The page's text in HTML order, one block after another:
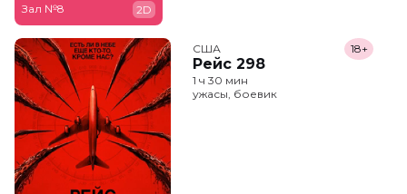
Зал №8
2D
США
Рейс 298
18+
1 ч 30 мин
ужасы, боевик